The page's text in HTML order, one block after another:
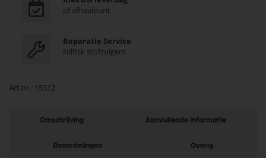
of afhaalpunt
Reparatie Service
Nilfisk stofzuigers
Art.nr. 15312
Omschrijving Aanvullende informatie
Beoordelingen Overig